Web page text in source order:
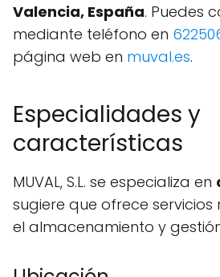
Valencia, España. Puedes
mediante teléfono en
página web en muval.es.
Especialidades y
características
MUVAL, S.L. se especializa en
sugiere que ofrece
el almacenamiento y